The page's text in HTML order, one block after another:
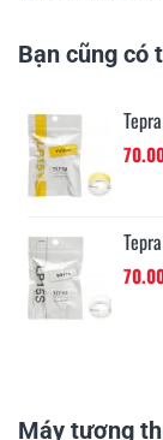
Bạn cũng có
Máy tương